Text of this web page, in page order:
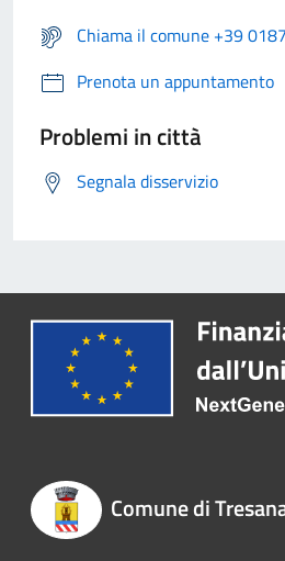
Chiama il comune +39
Prenota un appuntamento
Problemi in città
Segnala disservizio
Comune di